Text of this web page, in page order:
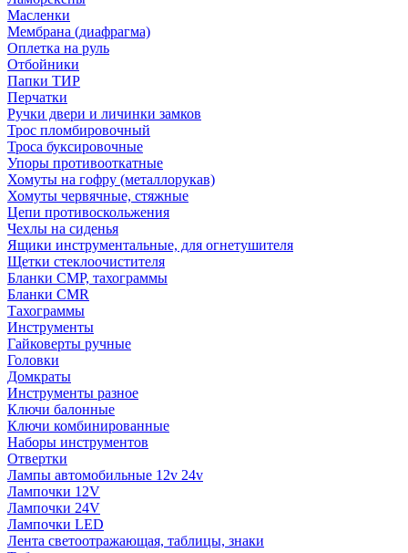
Масленки
Мембрана (диафрагма)
Оплетка на руль
Отбойники
Папки ТИР
Перчатки
Ручки двери и личинки замков
Трос пломбировочный
Троса буксировочные
Упоры противооткатные
Хомуты на гофру (металлорукав)
Хомуты червячные, стяжные
Цепи противоскольжения
Чехлы на сиденья
Ящики инструментальные, для огнетушителя
Щетки стеклоочистителя
Бланки СМР, тахограммы
Бланки CMR
Тахограммы
Инструменты
Гайковерты ручные
Головки
Домкраты
Инструменты разное
Ключи балонные
Ключи комбинированные
Наборы инструментов
Отвертки
Лампы автомобильные 12v 24v
Лампочки 12V
Лампочки 24V
Лампочки LED
Лента светоотражающая, таблицы, знаки